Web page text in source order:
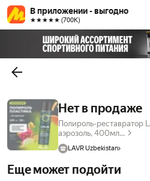
В приложении - выгодно
★★★★★ (700К)
Нет в продаже
Полироль-реставратор
аэрозоль, 400мл...
LAVR Uzbekistan
Еще может подойти